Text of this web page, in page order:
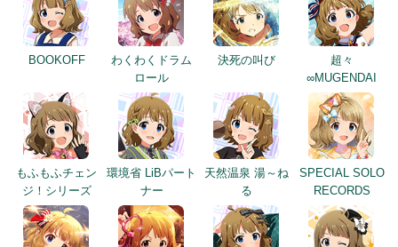
BOOKOFF
わくわくドラム
ロール
決死の叫び
超々
∞MUGENDAI
もふもふチェン
ジ！シリーズ
環境省 LiBパート
ナー
天然温泉 湯～ね
る
SPECIAL SOLO
RECORDS